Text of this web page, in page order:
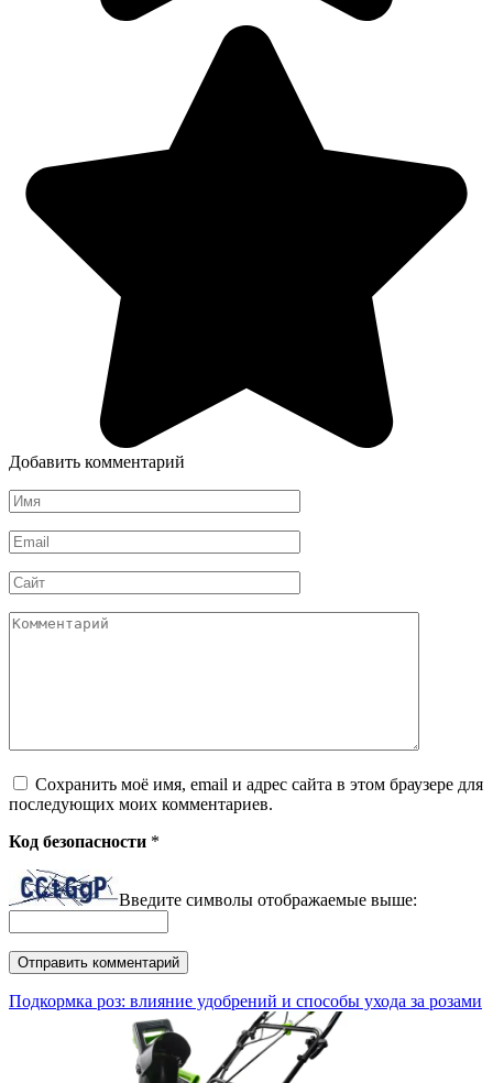
Добавить комментарий
Имя
*
Email
*
Сайт
Комментарий
Сохранить моё имя, email и адрес сайта в этом браузере для
последующих моих комментариев.
Код безопасности *
Введите символы отображаемые выше:
Подкормка роз: влияние удобрений и способы ухода за розами